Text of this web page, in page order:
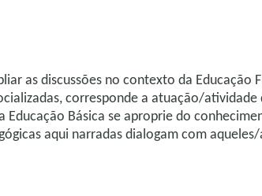
as discussões no contexto da Educação
corresponde a atuação/
Básica se aproprie do
aqui narradas dialogam com